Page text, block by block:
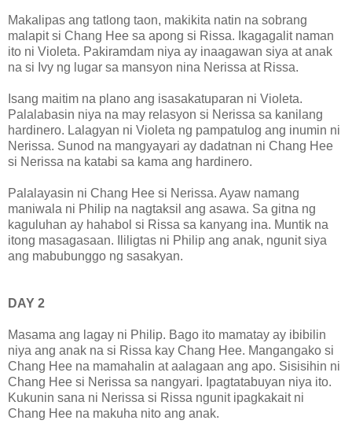
Makalipas ang tatlong taon, makikita natin na sobrang
malapit si Chang Hee sa apong si Rissa. Ikagagalit naman
ito ni Violeta. Pakiramdam niya ay inaagawan siya at anak
na si Ivy ng lugar sa mansyon nina Nerissa at Rissa.
Isang maitim na plano ang isasakatuparan ni Violeta.
Palalabasin niya na may relasyon si Nerissa sa kanilang
hardinero. Lalagyan ni Violeta ng pampatulog ang inumin ni
Nerissa. Sunod na mangyayari ay dadatnan ni Chang Hee
si Nerissa na katabi sa kama ang hardinero.
Palalayasin ni Chang Hee si Nerissa. Ayaw namang
maniwala ni Philip na nagtaksil ang asawa. Sa gitna ng
kaguluhan ay hahabol si Rissa sa kanyang ina. Muntik na
itong masagasaan. Ililigtas ni Philip ang anak, ngunit siya
ang mabubunggo ng sasakyan.
DAY 2
Masama ang lagay ni Philip. Bago ito mamatay ay ibibilin
niya ang anak na si Rissa kay Chang Hee. Mangangako si
Chang Hee na mamahalin at aalagaan ang apo. Sisisihin ni
Chang Hee si Nerissa sa nangyari. Ipagtatabuyan niya ito.
Kukunin sana ni Nerissa si Rissa ngunit ipagkakait ni
Chang Hee na makuha nito ang anak.